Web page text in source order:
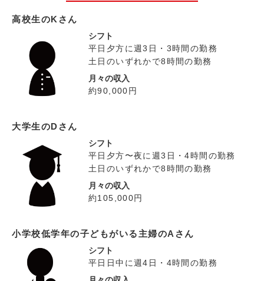
高校生のKさん
シフト
平日夕方に週3日・3時間の勤務
土日のいずれかで8時間の勤務
月々の収入
約90,000円
大学生のDさん
シフト
平日夕方〜夜に週3日・4時間の勤務
土日のいずれかで8時間の勤務
月々の収入
約105,000円
小学校低学年の子どもがいる主婦のAさん
シフト
平日日中に週4日・4時間の勤務